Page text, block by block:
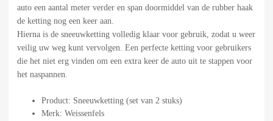
auto een aantal meter verder en span doormiddel van de rubber haak
de ketting nog een keer aan.
Hierna is de sneeuwketting volledig klaar voor gebruik, zodat u weer
veilig uw weg kunt vervolgen. Een perfecte ketting voor gebruikers
die het niet erg vinden om een extra keer de auto uit te stappen voor
het naspannen.
Product: Sneeuwketting (set van 2 stuks)
Merk: Weissenfels